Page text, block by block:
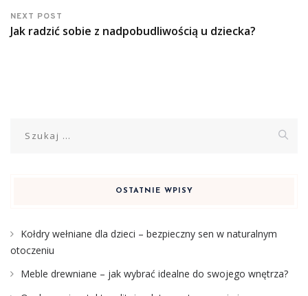
NEXT POST
Jak radzić sobie z nadpobudliwością u dziecka?
OSTATNIE WPISY
Kołdry wełniane dla dzieci – bezpieczny sen w naturalnym
otoczeniu
Meble drewniane – jak wybrać idealne do swojego wnętrza?